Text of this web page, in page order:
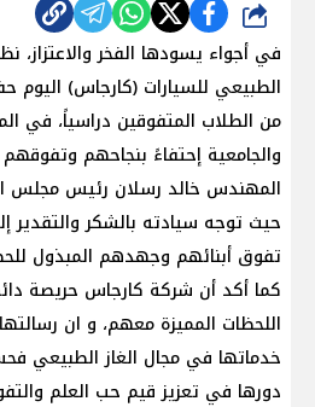
شارك
في أجواء يسودها الفخر والاعتزاز،
الطبيعي للسيارات (كارجاس) اليوم
من الطلاب المتفوقين دراسياً، في
والجامعية إحتفاءً بنجاحهم
المهندس خالد رسلان رئيس مجلس
حيث توجه سيادته بالشكر والتقدير
تفوق أبنائهم وجهدهم المبذول
كما أكد أن شركة كارجاس حريصة
اللحظات المميزة معهم، و ان
خدماتها في مجال الغاز الطبيعي
دورها في تعزيز قيم حب العلم